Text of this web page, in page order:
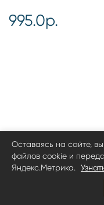
995.0р.
Оставаясь на сайте,
файлов cookie и
Яндекс.Метрика.